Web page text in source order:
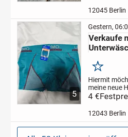
cmKein
möglich
12045 Berlin
5
Gestern,
Verkaufe
Merken
Hiermit
meine neue
Boxershorts
S/MPro
4 €
12043 Berlin